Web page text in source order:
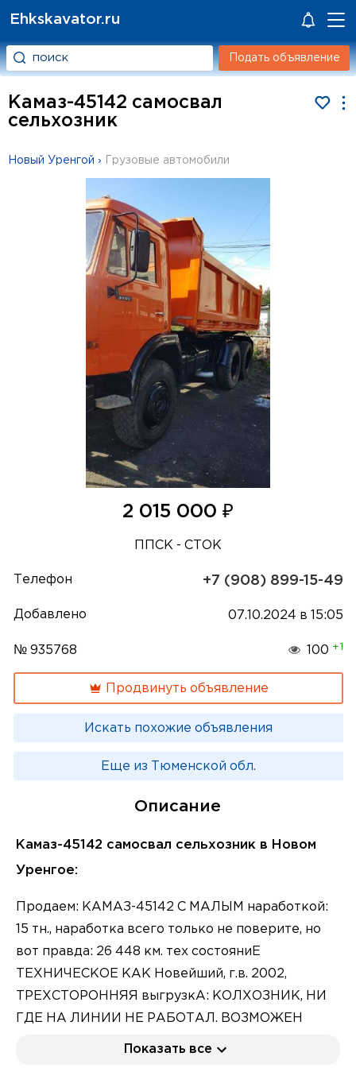
Ehkskavator.ru
Подать объявление
Камаз-45142 самосвал
сельхозник
Новый Уренгой › Грузовые автомобили
2 015 000 ₽
ППСК - СТОК
Телефон +7 (908) 899-15-49
Добавлено 07.10.2024 в 15:05
№ 935768 100 +1
Продвинуть объявление
Искать похожие объявления
Еще из Тюменской обл.
Описание
Камаз-45142 самосвал сельхозник в Новом
Уренгое:
Продаем: КАМАЗ-45142 С МАЛЫМ наработкой:
15 тн., наработка всего только не поверите, но
вот правда: 26 448 км. тех состояниЕ
ТЕХНИЧЕСКОЕ КАК Новейший, г.в. 2002,
ТРЕХСТОРОННЯЯ выгрузкА: КОЛХОЗНИК, НИ
ГДЕ НА ЛИНИИ НЕ РАБОТАЛ. ВОЗМОЖЕН
БАРТЕР: ПредставляЙТЕ СВОИ ВАРИАНТЫ.
Показать все